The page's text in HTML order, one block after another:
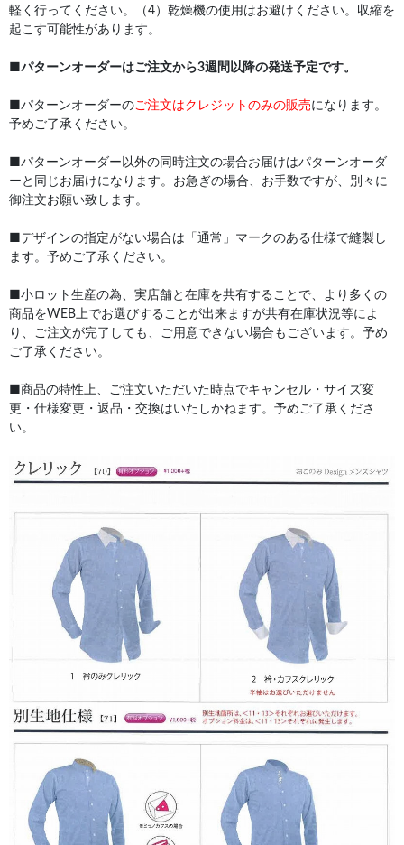
軽く行ってください。（4）乾燥機の使用はお避けください。収縮を
起こす可能性があります。
パターンオーダーはご注文から3週間以降の発送予定です。
■パターンオーダーのご注文はクレジットのみの販売になります。
予めご了承ください。
■パターンオーダー以外の同時注文の場合お届けはパターンオーダ
ーと同じお届けになります。お急ぎの場合、お手数ですが、別々に
御注文お願い致します。
■デザインの指定がない場合は「通常」マークのある仕様で縫製し
ます。予めご了承ください。
■小ロット生産の為、実店舗と在庫を共有することで、より多くの
商品をWEB上でお選びすることが出来ますが共有在庫状況等によ
り、ご注文が完了しても、ご用意できない場合もございます。予め
ご了承ください。
■商品の特性上、ご注文いただいた時点でキャンセル・サイズ変
更・仕様変更・返品・交換はいたしかねます。予めご了承くださ
い。